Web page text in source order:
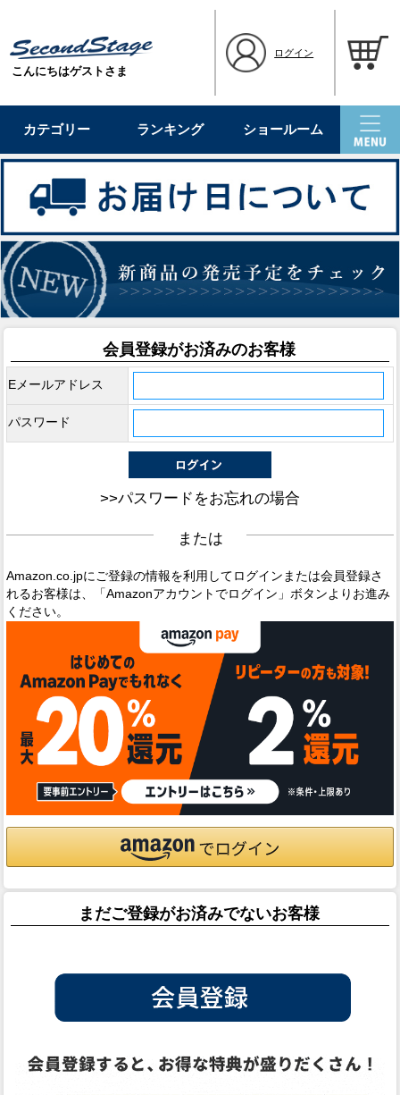
こんにちはゲストさま
ログイン
カテゴリー ランキング ショールーム
会員登録がお済みのお客様
Eメールアドレス
パスワード
>>パスワードをお忘れの場合
または
Amazon.co.jpにご登録の情報を利用してログインまたは会員登録さ
れるお客様は、「Amazonアカウントでログイン」ボタンよりお進み
ください。
まだご登録がお済みでないお客様